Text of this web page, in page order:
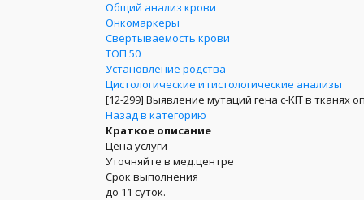
Общий анализ крови
Онкомаркеры
Свертываемость крови
ТОП 50
Установление родства
Цистологические и гистологические анализы
[12-299] Выявление мутаций гена c-KIT в тканях
Назад в категорию
Краткое описание
Цена услуги
Уточняйте в мед.центре
Срок выполнения
до 11 суток.